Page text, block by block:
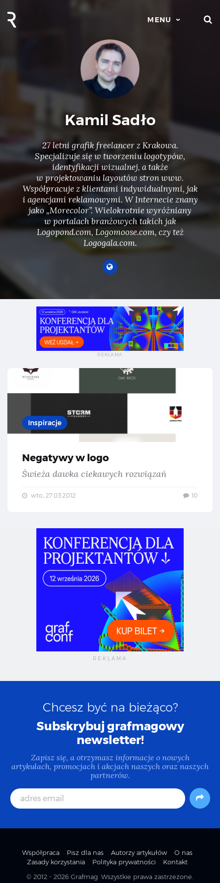
MENU
Kamil Sadło
27 letni grafik freelancer z Krakowa.
Specjalizuje się w tworzeniu logotypów,
identyfikacji wizualnej, a także
w projektowaniu layoutów stron www.
Współpracuje z klientami indywidualnymi, jak
i agencjami reklamowymi. W Internecie znany
jako „Morecolor”. Wielokrotnie wyróżniany
w portalach branżowych takich jak
Logopond.com, Logomoose.com, czy też
Logogala.com.
Inspiracje
Negatywy w logo
Świeża dawka ciekawych rozwiązań
wto., 27.03.2012 10
Chcesz być na bieżąco?
Subskrybuj grafmagowy
newsletter!
Zapisz się, a otrzymasz informacje o nowych
artykułach, promocjach i akcjach naszych oraz naszych
partnerów.
Współpraca Pisz dla nas Autorzy artykułów
O nas
Zasady korzystania
Polityka prywatności
Kontakt
© 2012 - 2026 Grafmag . Wszystkie prawa zastrzeżone.